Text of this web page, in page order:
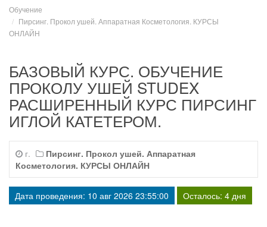
Обучение
Пирсинг. Прокол ушей. Аппаратная Косметология. КУРСЫ
ОНЛАЙН
БАЗОВЫЙ КУРС. ОБУЧЕНИЕ
ПРОКОЛУ УШЕЙ STUDEX
РАСШИРЕННЫЙ КУРС ПИРСИНГ
ИГЛОЙ КАТЕТЕРОМ.
г.
Пирсинг. Прокол ушей. Аппаратная
Косметология. КУРСЫ ОНЛАЙН
Дата проведения: 10 авг 2026 23:55:00 Осталось: 4 дня